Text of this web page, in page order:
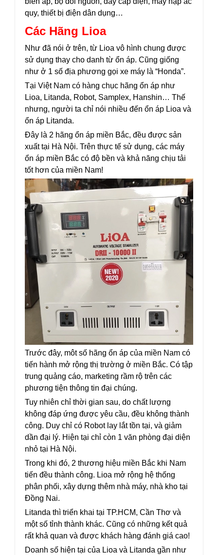
quy, thiết bị điện dân dụng…
Các Hãng Lioa
Như đã nói ở trên, từ Lioa vô hình chung được
sử dụng thay cho danh từ ổn áp. Cũng giống
như ở 1 số địa phương gọi xe máy là “Honda”.
Tại Việt Nam có hàng chục hãng ổn áp như
Lioa, Litanda, Robot, Samplex, Hanshin… Thế
nhưng, người ta chỉ nói nhiều đến ổn áp Lioa và
ổn áp Litanda.
Đây là 2 hãng ổn áp miền Bắc, đều được sản
xuất tại Hà Nội. Trên thực tế sử dụng, các máy
ổn áp miền Bắc có độ bền và khả năng chịu tải
tốt hơn của miền Nam!
Trước đây, môt số hãng ổn áp của miền Nam có
tiến hành mở rộng thị trường ở miền Bắc. Có tập
trung quảng cáo, marketing rầm rộ trên các
phương tiện thông tin đại chúng.
Tuy nhiên chỉ thời gian sau, do chất lượng
không đáp ứng được yêu cầu, đều không thành
công. Duy chỉ có Robot lay lắt tồn tại, và giảm
dần đại lý. Hiện tại chỉ còn 1 văn phòng đại diện
nhỏ tại Hà Nội.
Trong khi đó, 2 thương hiệu miền Bắc khi Nam
tiến đều thành công. Lioa mở rộng hệ thống
phân phối, xây dựng thêm nhà máy, nhà kho tại
Đồng Nai.
Litanda thì triển khai tại TP.HCM, Cần Thơ và
một số tỉnh thành khác. Cũng có những kết quả
rất khả quan và được khách hàng đánh giá cao!
Doanh số hiện tại của Lioa và Litanda gần như